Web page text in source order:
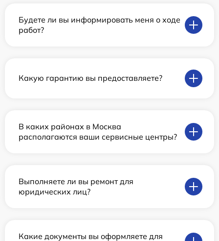
Будете ли вы информировать меня о ходе
работ?
Какую гарантию вы предоставляете?
В каких районах в Москва
располагаются ваши сервисные центры?
Выполняете ли вы ремонт для
юридических лиц?
Какие документы вы оформляете для